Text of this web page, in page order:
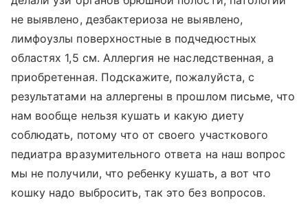
не выявлено, дезбактериоза не выявлено,
лимфоузлы поверхностные в подчедюстных
областях 1,5 см. Аллергия не наследственная, а
приобретенная. Подскажите, пожалуйста, с
результатами на аллергены в прошлом письме, что
нам вообще нельзя кушать и какую диету
соблюдать, потому что от своего участкового
педиатра вразумительного ответа на наш вопрос
мы не получили, что ребенку кушать, а вот что
кошку надо выбросить, так это без вопросов.